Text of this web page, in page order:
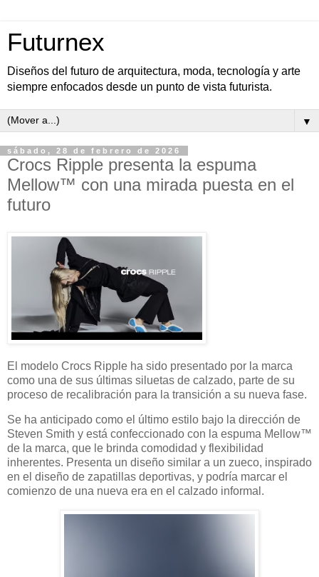
Futurnex
Diseños del futuro de arquitectura, moda, tecnología y arte
siempre enfocados desde un punto de vista futurista.
▼
sábado, 28 de febrero de 2026
Crocs Ripple presenta la espuma
Mellow™ con una mirada puesta en el
futuro
El modelo Crocs Ripple ha sido presentado por la marca
como una de sus últimas siluetas de calzado, parte de su
proceso de recalibración para la transición a su nueva fase.
Se ha anticipado como el último estilo bajo la dirección de
Steven Smith y está confeccionado con la espuma Mellow™
de la marca, que le brinda comodidad y flexibilidad
inherentes. Presenta un diseño similar a un zueco, inspirado
en el diseño de zapatillas deportivas, y podría marcar el
comienzo de una nueva era en el calzado informal.